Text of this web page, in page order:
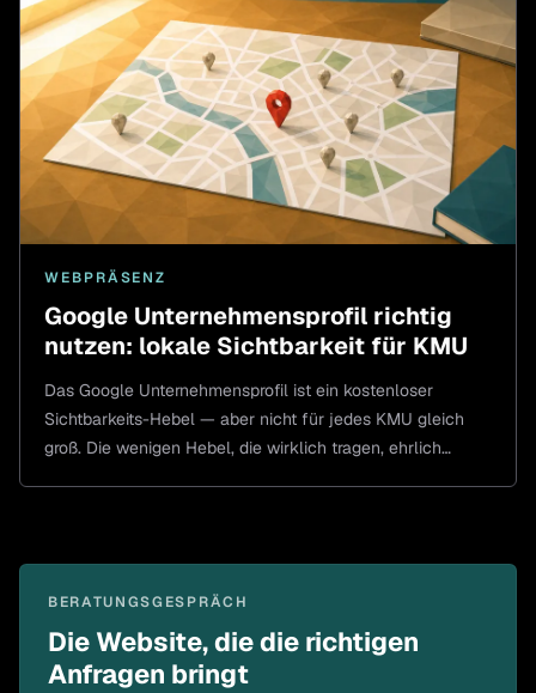
WEBPRÄSENZ
Google Unternehmensprofil richtig
nutzen: lokale Sichtbarkeit für KMU
Das Google Unternehmensprofil ist ein kostenloser
Sichtbarkeits-Hebel — aber nicht für jedes KMU gleich
groß. Die wenigen Hebel, die wirklich tragen, ehrlich
BERATUNGSGESPRÄCH
Die Website, die die richtigen
Anfragen bringt